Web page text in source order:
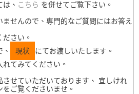
、 こちら を併せてご覧下さい。
せんので、専門的なご質問にはお答え
さい。
現状
にてお渡しいたします。
てみてください。
させていただいております、 宜しけれ
ご覧くださいませ。